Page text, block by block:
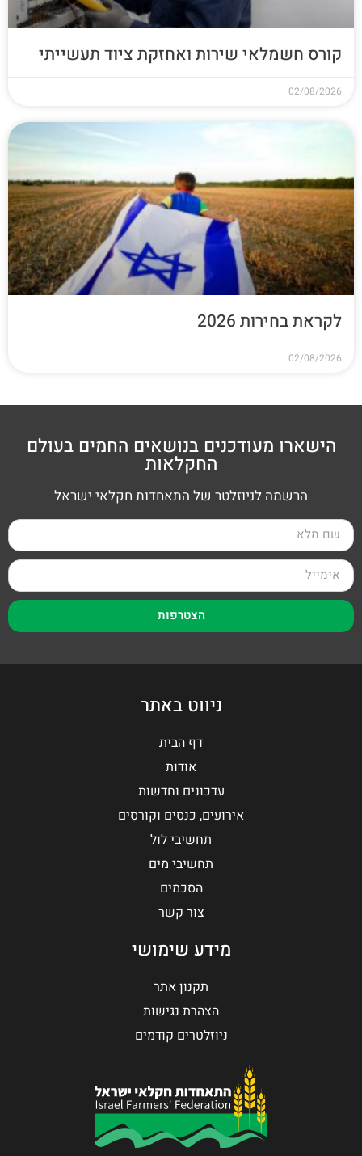
קורס חשמלאי שירות ואחזקת ציוד תעשייתי
02/08/2026
לקראת בחירות 2026
02/08/2026
הישארו מעודכנים בנושאים החמים בעולם
החקלאות
הרשמה לניוזלטר של התאחדות חקלאי ישראל
הצטרפות
ניווט באתר
דף הבית
אודות
עדכונים וחדשות
אירועים, כנסים וקורסים
תחשיבי לול
תחשיבי מים
הסכמים
צור קשר
מידע שימושי
תקנון אתר
הצהרת נגישות
ניוזלטרים קודמים